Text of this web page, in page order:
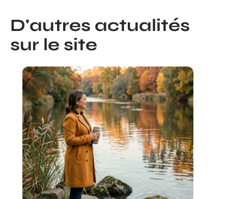
D'autres actualités
sur le site